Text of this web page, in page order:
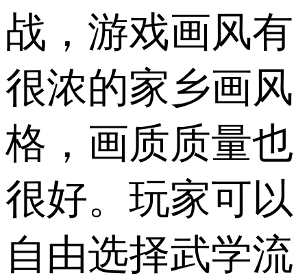
战，游戏画风有
很浓的家乡画风
格，画质质量也
很好。玩家可以
自由选择武学流